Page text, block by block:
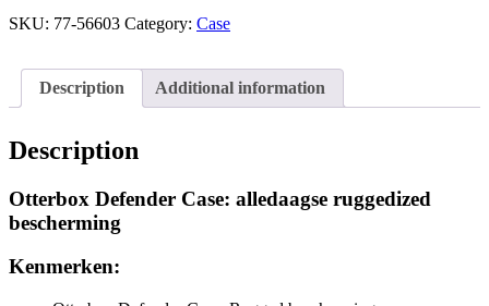
SKU: 77-56603 Category: Case
Description Additional information
Description
Otterbox Defender Case: alledaagse ruggedized
bescherming
Kenmerken: